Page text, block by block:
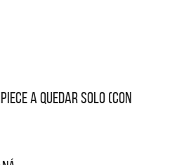
A QUEDAR SOLO (CON